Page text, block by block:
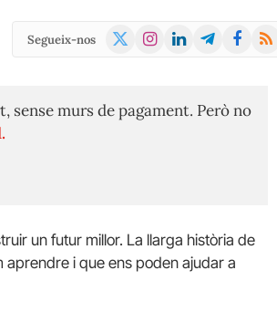
Segueix-nos
X
Instagram
LinkedInTelegramFacebook
RSS
sense murs de pagament. Però no
un futur millor. La llarga història de
aprendre i que ens poden ajudar a